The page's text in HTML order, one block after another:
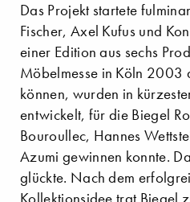
Das Projekt startete
Fischer, Axel Kufus und
einer Edition aus sechs
Möbelmesse in Köln 2003
können, wurden in
entwickelt, für die Biegel
Bouroullec, Hannes
Azumi gewinnen konnte.
glückte. Nach dem